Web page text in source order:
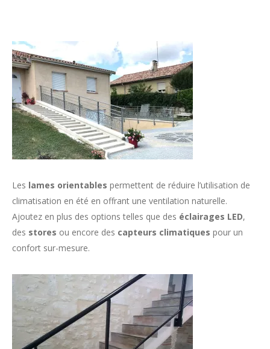
Les lames orientables permettent de réduire l’utilisation de
climatisation en été en offrant une ventilation naturelle.
Ajoutez en plus des options telles que des éclairages LED,
des stores ou encore des capteurs climatiques pour un
confort sur-mesure.